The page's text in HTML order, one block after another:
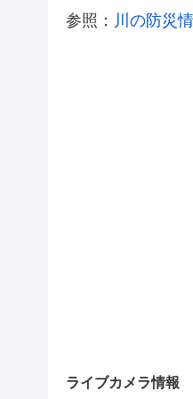
参照： 川の防災
ライブカメラ情報